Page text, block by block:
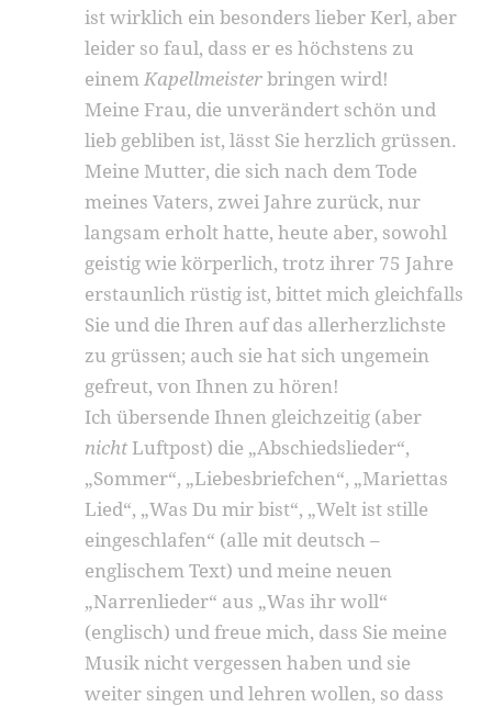
ist wirklich ein besonders lieber Kerl, aber
leider so faul, dass er es höchstens zu
einemKapellmeisterbringen wird!
Meine Frau, die unverändert schön und
lieb gebliben ist, lässt Sie herzlich grüssen.
Meine Mutter, die sich nach dem Tode
meines Vaters, zwei Jahre zurück, nur
langsam erholt hatte, heute aber, sowohl
geistig wie körperlich, trotz ihrer 75 Jahre
erstaunlich rüstig ist, bittet mich gleichfalls
Sie und die Ihren auf das allerherzlichste
zu grüssen; auch sie hat sich ungemein
gefreut, von Ihnen zu hören!
Ich übersende Ihnen gleichzeitig (aber
nicht Luftpost) die „Abschiedslieder“,
„Sommer“, „Liebesbriefchen“, „Mariettas
Lied“, „Was Du mir bist“, „Welt ist stille
eingeschlafen“ (alle mit deutsch –
englischem Text) und meine neuen
„Narrenlieder“ aus „Was ihr woll“
(englisch) und freue mich, dass Sie meine
Musik nicht vergessen haben und sie
weiter singen und lehren wollen, so dass